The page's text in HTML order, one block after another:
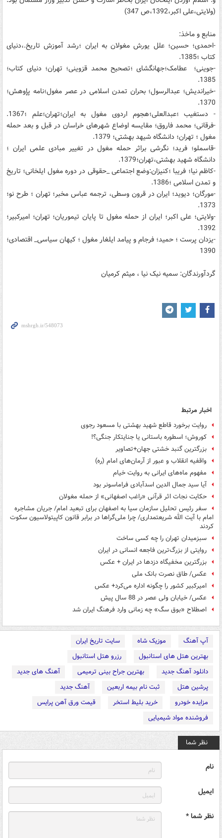
(ولایتی،علی اکبر،1392،ص 347)
منابع و ماخذ:
-احمدی؛ حسین؛ علل یورش مغولان به ایران ؛رشد آموزش تاریخ.،دنیای
کتاب ؛1385.
-جوینی؛ عطامک؛جهانگشای ؛تصحیح محمد قزوینی؛ تهران؛ دنیای کتاب؛
1385.
-خیراندیش؛ عبدالرسول؛ بحران تمدن اسلامی در عصر مغول؛نامه پإوهش؛
1370.
- دستغیب ؛عبدالعلی؛هجوم اردوی مغول به ایران؛تهران؛علم ؛1367.
-فرقانی؛ محمد فاروق؛ مقایسه اوضاع شهرهای خراسان در قبل و بعد حمله
مغول ؛ تهران؛ دانشگاه شیهد بهشتی؛ 1379.
-قاسملو؛ فرید؛ نگرشی براثر حمله مغول در تغییر مبادی علمی ایران ؛
دانشگاه شهید بهشتی،تهران؛1379.
-کاظم نیا؛ فریبا ؛کنیزان:وضع اجتماعی _حقوقی در دوره مغول ایلخانی؛ تاریخ
و تمدن اسلامی ؛1386.
-مورگان؛ دیوید؛ ایران در قرون وسطی، ترجمه عباس مخبر؛ تهران ؛ طرح نو؛
1373.
-ولایتی؛ علی اکبر؛ ایران از حمله مغول تا پایان تیموریان؛ تهران؛ امیرکبیر؛
1392.
-یزدان پرست ؛ حمید؛ فرجام و پیامد ایلغار مغول ؛ کیهان سیاسی_ اقتصادی؛
1390
گردآورندگان: سمیه نیک نیا ، میثم کرمیان
اخبار مرتبط
روایت برخورد قاطع شهید بهشتی با مسعود رجوی
کوروش؛ اسطوره باستانی یا جنایتکار جنگی؟!
بزرگترین گنبد خشتی جهان+تصاویر
واقفیه‌ انقلاب و عبور از آرمان‌های امام (ره)
مفهوم ماه‌های ایرانی به روایت خیام
آیا سید جمال الدین اسدآبادی فراماسونر بود
حکایت نجات اثر قرآنی «راغب اصفهانی» از حمله مغولان
سفر رئيس تحليل سازمان سيا به اصفهان برای تبعید امام/ جریان مشاجره
امام با آیت الله شریعتمداری/ چرا ملی‌گراها در برابر قانون کاپیتولاسیون سکوت
کردند
سبزمیدان تهران را چه کسی ساخت
روایتی از بزرگ‌ترین فاجعه انسانی در ایران
بزرگترین مخفیگاه دزدها در ایران + عکس
عکس/ طاق نصرت بانک ملی
امیرکبیر کشور را چگونه اداره می‌کرد+ عکس
عکس/ خیابان ولی عصر در 88 سال پیش
اصطلاح «بوق سگ» چه زمانی وارد فرهنگ ایران شد
آپ آهنگ موزیک شاه
سایت تاریخ ایران
بهترین هتل های استانبول
رزرو هتل استانبول
دانلود آهنگ جدید
بهترین جراح بینی ترمیمی
آهنگ های جدید
پرشین هتل
ثبت نام بیمه اربعین
آهنگ جدید
مزایده خودرو
خرید بلیط استخر
قیمت ورق آهن پرایس
فروشنده مواد شیمیایی
نظر شما
نام
ایمیل
نظر شما *